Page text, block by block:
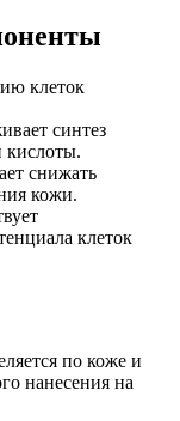
клеток
синтез
кислоты.
снижать
кожи.
клеток
по коже и
нанесения на